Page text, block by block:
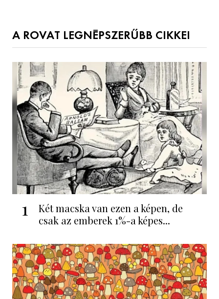
A ROVAT LEGNÉPSZERŰBB CIKKEI
1
Két macska van ezen a képen, de
csak az emberek 1%-a képes...